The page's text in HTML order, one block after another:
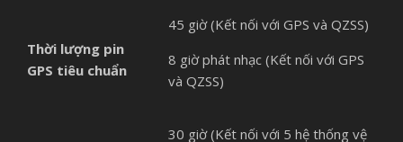
Thời lượng pin
GPS tiêu chuẩn
45 giờ (Kết nối với GPS và QZSS)
8 giờ phát nhạc (Kết nối với GPS
và QZSS)
30 giờ (Kết nối với 5 hệ thống vệ